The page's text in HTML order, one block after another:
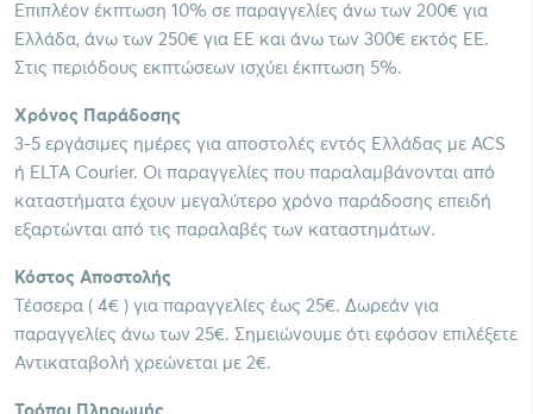
Επιπλέον έκπτωση 10% σε παραγγελίες άνω των 200€ για
Ελλάδα, άνω των 250€ για ΕΕ και άνω των 300€ εκτός ΕΕ.
Στις περιόδους εκπτώσεων ισχύει έκπτωση 5%.
Χρόνος Παράδοσης
3-5 εργάσιμες ημέρες για αποστολές εντός Ελλάδας με ACS
ή ELTA Courier. Οι παραγγελίες που παραλαμβάνονται από
καταστήματα έχουν μεγαλύτερο χρόνο παράδοσης επειδή
εξαρτώνται από τις παραλαβές των καταστημάτων.
Κόστος Αποστολής
Τέσσερα ( 4€ ) για παραγγελίες έως 25€. Δωρεάν για
παραγγελίες άνω των 25€. Σημειώνουμε ότι εφόσον επιλέξετε
Αντικαταβολή χρεώνεται με 2€.